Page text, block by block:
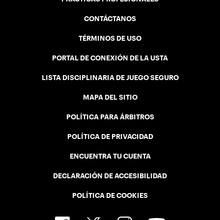
CONTÁCTANOS
TÉRMINOS DE USO
PORTAL DE CONEXIÓN DE LA USTA
LISTA DISCIPLINARIA DE JUEGO SEGURO
MAPA DEL SITIO
POLÍTICA PARA ÁRBITROS
POLÍTICA DE PRIVACIDAD
ENCUENTRA TU CUENTA
DECLARACIÓN DE ACCESIBILIDAD
POLÍTICA DE COOKIES